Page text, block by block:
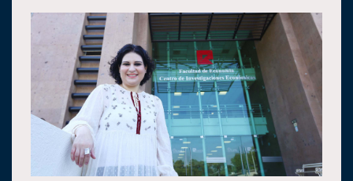
Historia
Universiada